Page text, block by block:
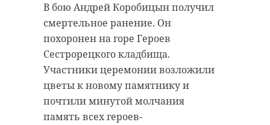
В бою Андрей Коробицын получил
смертельное ранение. Он
похоронен на горе Героев
Сестрорецкого кладбища.
Участники церемонии возложили
цветы к новому памятнику и
почтили минутой молчания
память всех героев-